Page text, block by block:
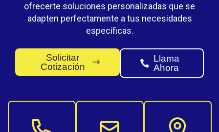
ofrecerte soluciones personalizadas que se
adapten perfectamente a tus necesidades
específicas.
Solicitar
Cotización
Llama
Ahora